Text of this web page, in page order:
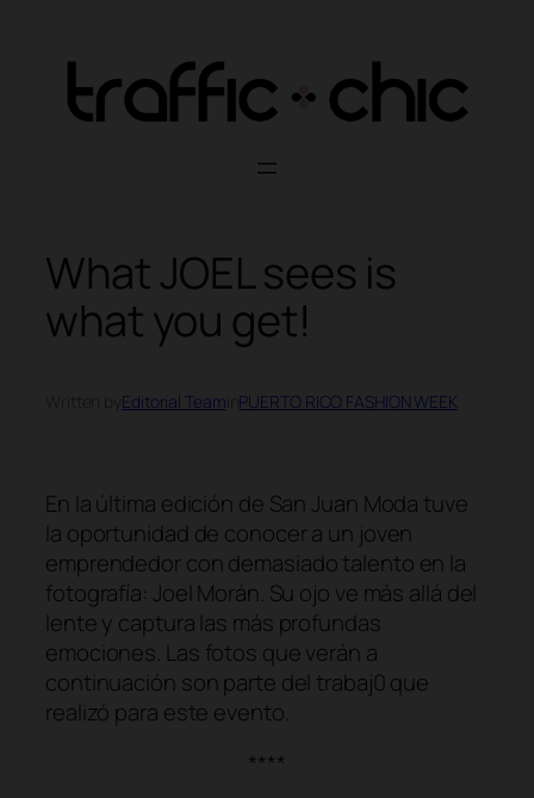
content
What JOEL sees is
what you get!
Editorial Team PUERTO RICO FASHION WEEK
En la última edición de San Juan Moda tuve
la oportunidad de conocer a un joven
emprendedor con demasiado talento en la
fotografía: Joel Morán. Su ojo ve más allá del
lente y captura las más profundas
emociones. Las fotos que verán a
continuación son parte del trabaj0 que
realizó para este evento.
****